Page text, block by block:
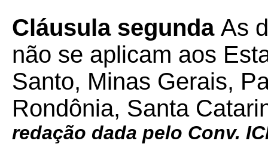
Cláusula segunda As
não se aplicam aos
Santo, Minas Gerais,
Rondônia, Santa
redação dada pelo Conv.